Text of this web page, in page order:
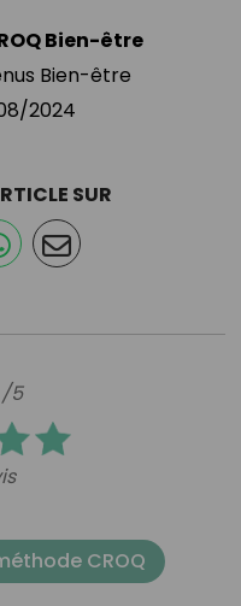
Bien-être
Bien-être
2024
/5
SUR
CROQ